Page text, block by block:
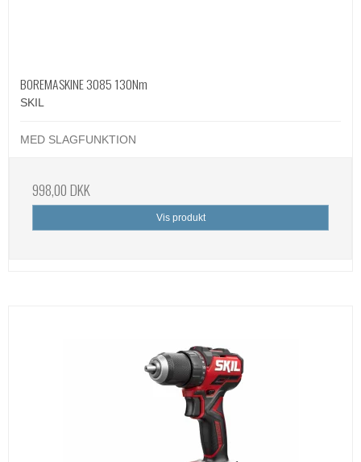
BOREMASKINE 3085 130Nm
SKIL
MED SLAGFUNKTION
998,00 DKK
Vis produkt